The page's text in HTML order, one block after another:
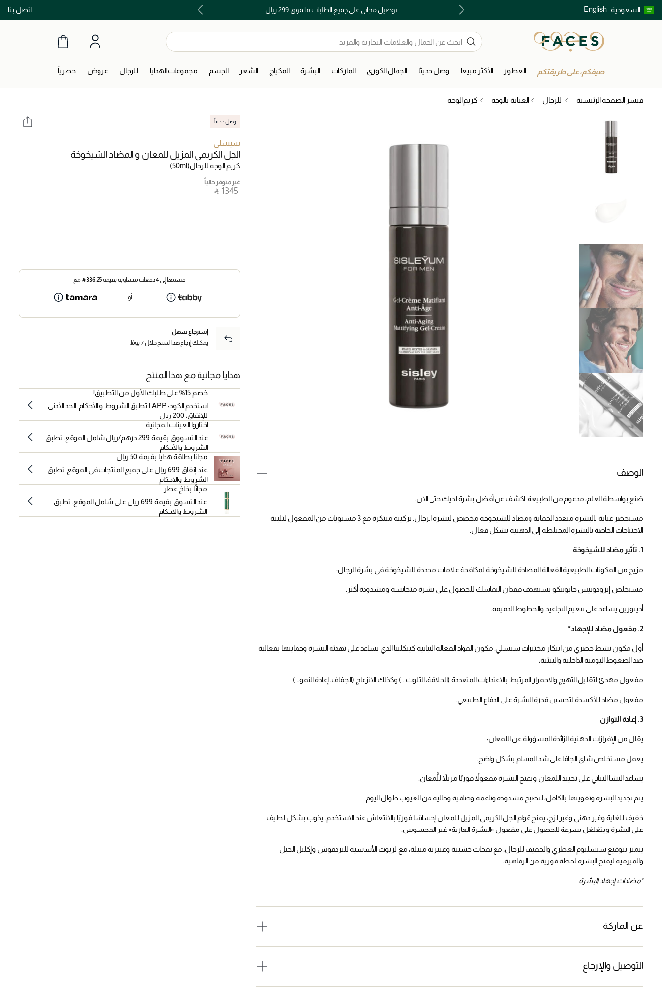
السعودية English اتصل بنااشتري الآن و ادفع لاحقاً مع تابي و تمارا! توصيل مجاني على جميع الطلبات ما فوق 299 ريال اكتشفوا خدمات الجمال المختارة بعناية
صيفكم، على طريقتكم العطور الأكثر مبيعا وصل حديثا الجمال الكوري الماركات البشرة المكياج الشعر الجسم مجموعات الهدايا للرجال عروض حصرياً
فيسز الصفحة الرئيسية للرجال العناية بالوجه كريم الوجه
الوصف
صُنع بواسطة العلم، مدعوم من الطبيعة. اكشف عن أفضل بشرة لديك حتى الآن.
مستحضر عناية بالبشرة متعدد الحماية ومضاد للشيخوخة مخصص لبشرة الرجال. تركيبة مبتكرة مع 3 مستويات من المفعول لتلبية
الاحتياجات الخاصة بالبشرة المختلطة إلى الدهنية بشكل فعال.
1. تأثير مضاد للشيخوخة
مزيج من المكونات الطبيعية الفعالة المضادة للشيخوخة لمكافحة علامات محددة للشيخوخة في بشرة الرجال:
مستخلص إيزودونيس جابونيكو يستهدف فقدان التماسك للحصول على بشرة متجانسة ومشدودة أكثر.
أدينوزين يساعد على تنعيم التجاعيد والخطوط الدقيقة.
2. مفعول مضاد للإجهاد*
أول مكون نشط حصري من ابتكار مختبرات سيسلي: مكون المواد الفعالة النباتية كينكليبا الذي يساعد على تهدئة البشرة وحمايتها بفعالية
ضد الضغوط اليومية الداخلية والبيئية:
مفعول مهدئ لتقليل التهيج والاحمرار المرتبط بالاعتداءات المتعددة (الحلاقة، التلوث...) وكذلك الانزعاج (الجفاف، إعادة النمو...).
مفعول مضاد للأكسدة لتحسين قدرة البشرة على الدفاع الطبيعي.
3. إعادة التوازن
يقلل من الإفرازات الدهنية الزائدة المسؤولة عن اللمعان:
يعمل مستخلص شاي الجافا على شد المسام بشكل واضح.
يساعد النشا النباتي على تحييد اللمعان ويمنح البشرة مفعولاً فوريًا مزيلاً للَّمعان.
يتم تجديد البشرة وتقويتها بالكامل، لتصبح مشدودة وناعمة وصافية وخالية من العيوب طوال اليوم.
خفيف للغاية وغير دهني وغير لزج، يمنح قوام الجل الكريمي المزيل للمعان إحساسًا فوريًا بالانتعاش عند الاستخدام. يذوب بشكل لطيف
على البشرة ويتغلغل بسرعة للحصول على مفعول «البشرة العارية» غير المحسوس.
يتميز بتوقيع سيسليوم العطري والخفيف للرجال، مع نفحات خشبية وعنبرية متبلة، مع الزيوت الأساسية للبردقوش وإكليل الجبل
والميرمية ليمنح البشرة لحظة فورية من الرفاهية.
*مضادات إجهاد البشرة
عن الماركة
التوصيل والإرجاع
وصل حديثاً
سيسلي
الجل الكريمي المزيل للمعان و المضاد الشيخوخة
كريم الوجه للرجال(50ml)
غير متوفر حالياً
‎ ⃁ ⁦1345⁩ ‎
قسمها إلى 4 دفعات متساوية بقيمة 336.25
⃁ مع
أو
إسترجاع سهل
يمكنك إرجاع هذا المنتج خلال 7 يومًا.
هدايا مجانية مع هذا المنتج
خصم 15% على طلبك الأول من التطبيق!
استخدم الكود: APP | تطبق الشروط و الأحكام. الحد الأدنى
للإنفاق: 200 ريال
اختاروا العينات المجانية
عند التسووق بقيمة 299 درهم/ريال شامل الموقع. تطبق
الشروط والأحكام
مجاناً بطاقة هدايا بقيمة 50 ريال
عند إنفاق 699 ريال على جميع المنتجات في الموقع. تطبق
الشروط والاحكام
مجانًا بخاخ عطر
عند التسوق بقيمة 699 ريال على شامل الموقع. تطبق
الشروط والاحكام